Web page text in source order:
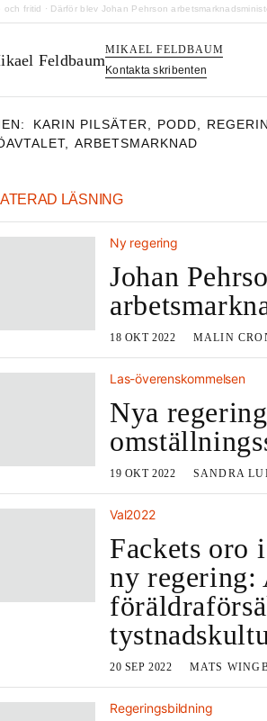
och fritid · Därför blev Johan Pehrson
MIKAEL FELDBAUM
Kontakta skribenten
KARIN PILSÄTER PODD
, ARBETSMARKNAD
LÄSNING
Ny regering
Johan
18 OKT 2022 MALIN
Las-överenskommelsen
Nya
19 OKT 2022 SANDRA
Val2022
Fackets oro
ny regering:
20 SEP 2022 MATS
Regeringsbildning